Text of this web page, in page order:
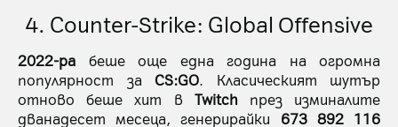
4. Counter-Strike: Global Offensive
2022-ра беше още една година на огромна
популярност за CS:GO. Класическият шутър
отново беше хит в Twitch през изминалите
дванадесет месеца, генерирайки 673 892 116